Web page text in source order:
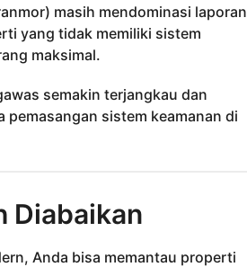
masih mendominasi laporan
yang tidak memiliki sistem
maksimal.
semakin terjangkau dan
sistem keamanan di
Diabaikan
Anda bisa memantau properti